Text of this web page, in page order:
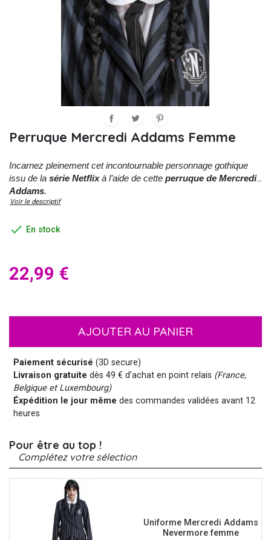
Perruque Mercredi Addams Femme
Incarnez pleinement cet incontournable personnage gothique
issu de la série Netflixà l’aide de cette perruque de Mercredi
Addams.
Voir le descriptif
 En stock
22,99 €
AJOUTER AU PANIER
Paiement sécurisé (3D secure)
Livraison gratuite dès 49 € d'achat en point relais (France,
Belgique et Luxembourg)
Éxpédition le jour même des commandes validées avant 12
heures
Pour être au top !
Complétez votre sélection
Uniforme Mercredi Addams
Nevermore femme